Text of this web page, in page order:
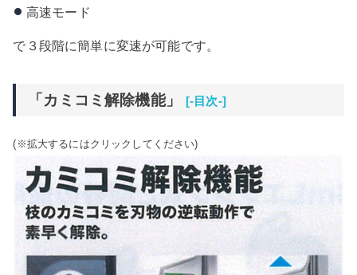
高速モード
で３段階に簡単に変速が可能です。
「カミコミ解除機能」 [-目次-]
(※拡大するにはクリックしてください)